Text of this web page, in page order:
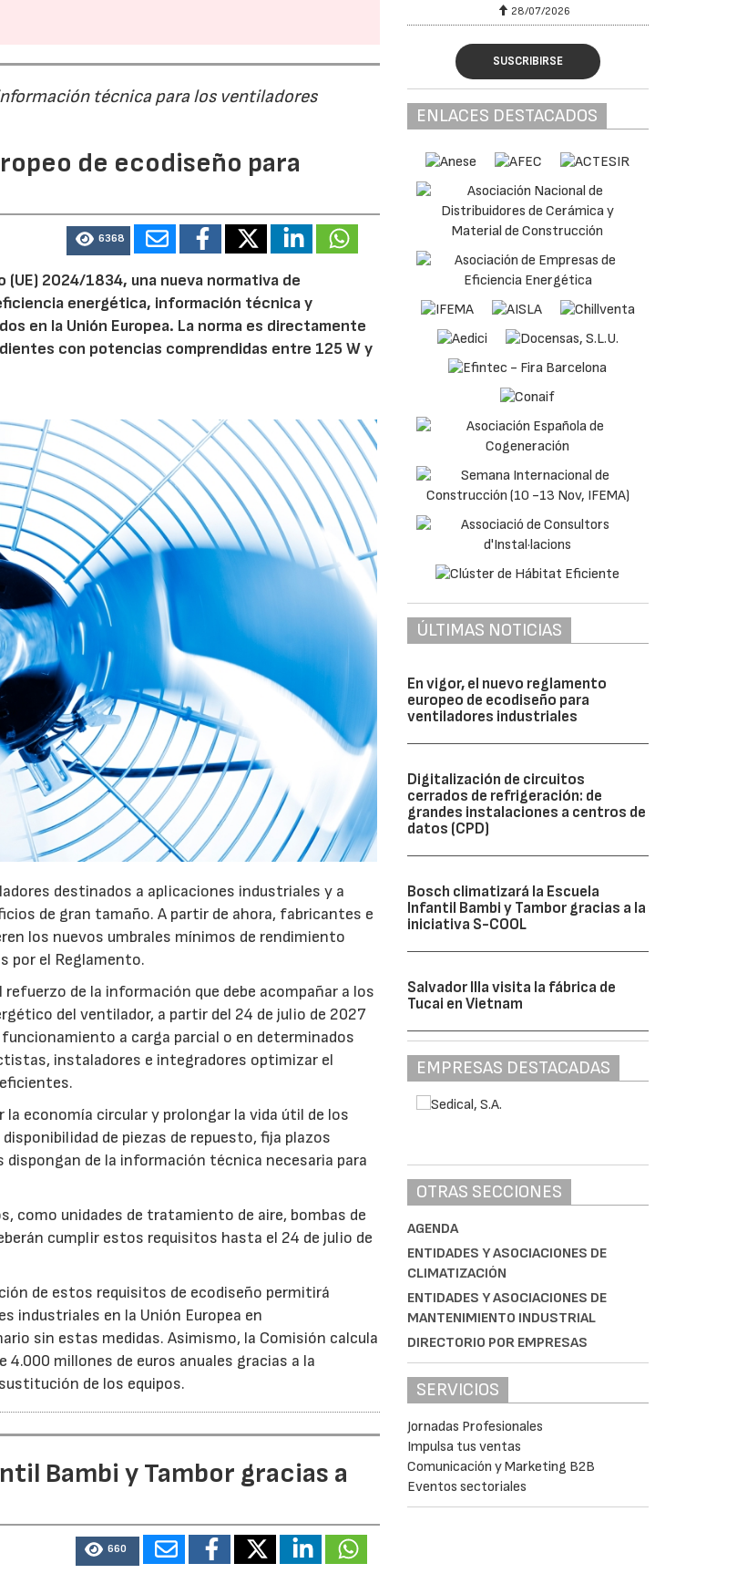
técnica para los ventiladores
de ecodiseño para
6368
2024/1834, una nueva normativa de
energética, información técnica y
en la Unión Europea. La norma es directamente
con potencias comprendidas entre 125 W y
destinados a aplicaciones industriales y a
de gran tamaño. A partir de ahora, fabricantes e
los nuevos umbrales mínimos de rendimiento
por el Reglamento.
de la información que debe acompañar a los
del ventilador, a partir del 24 de julio de 2027
a carga parcial o en determinados
instaladores e integradores optimizar el
economía circular y prolongar la vida útil de los
de piezas de repuesto, fija plazos
de la información técnica necesaria para
como unidades de tratamiento de aire, bombas de
cumplir estos requisitos hasta el 24 de julio de
de estos requisitos de ecodiseño permitirá
industriales en la Unión Europea en
sin estas medidas. Asimismo, la Comisión calcula
4.000 millones de euros anuales gracias a la
de los equipos.
Bambi y Tambor gracias a
660
28/07/2026
SUSCRIBIRSE
ENLACES DESTACADOS
ÚLTIMAS NOTICIAS
En vigor, el nuevo reglamento
europeo de ecodiseño para
ventiladores industriales
Digitalización de circuitos
cerrados de refrigeración: de
grandes instalaciones a centros de
datos (CPD)
Bosch climatizará la Escuela
Infantil Bambi y Tambor gracias a la
iniciativa S-COOL
Salvador Illa visita la fábrica de
Tucai en Vietnam
EMPRESAS DESTACADAS
OTRAS SECCIONES
AGENDA
ENTIDADES Y ASOCIACIONES DE
CLIMATIZACIÓN
ENTIDADES Y ASOCIACIONES DE
MANTENIMIENTO INDUSTRIAL
DIRECTORIO POR EMPRESAS
SERVICIOS
Jornadas Profesionales
Impulsa tus ventas
Comunicación y Marketing B2B
Eventos sectoriales